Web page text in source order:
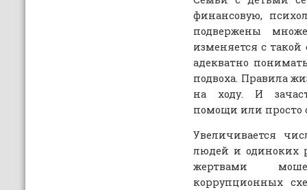
финансовую,
подвержены
изменяется с
адекватно
подвоха. Правила
на ходу. И
помощи или просто
Увеличивается
людей и одиноких
жертвами
коррупционных